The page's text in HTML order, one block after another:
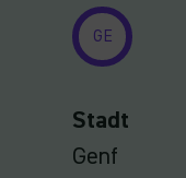
GE
Stadt
Genf